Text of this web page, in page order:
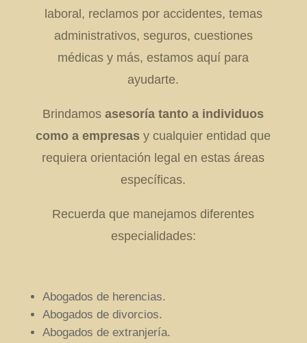
laboral, reclamos por accidentes, temas
administrativos, seguros, cuestiones
médicas y más, estamos aquí para
ayudarte.
Brindamosasesoría tanto a individuos
como a empresasy cualquier entidad que
requiera orientación legal en estas áreas
específicas.
Recuerda que manejamos diferentes
especialidades:
Abogados de herencias.
Abogados de divorcios.
Abogados de extranjería.